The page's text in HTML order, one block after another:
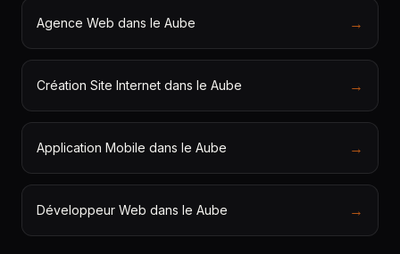
Agence Web dans le Aube →
Création Site Internet dans le Aube →
Application Mobile dans le Aube →
Développeur Web dans le Aube →